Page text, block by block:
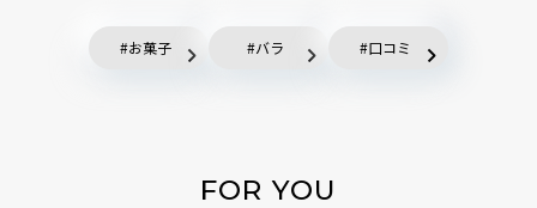
お菓子 バラ 口コミ
FOR YOU